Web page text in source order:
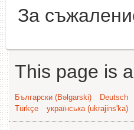
За
This page is
Български (Bəlgarski) Deutsch
Türkçe
українська (ukrajins'ka)